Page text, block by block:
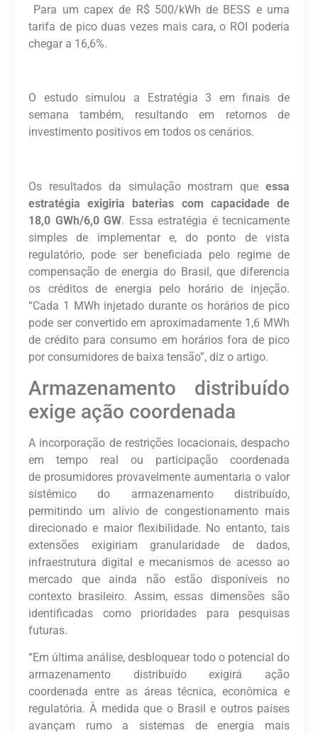
Para um capex de R$ 500/kWh de BESS e uma
tarifa de pico duas vezes mais cara, o ROI poderia
chegar a 16,6%.
O estudo simulou a Estratégia 3 em finais de
semana também, resultando em retornos de
investimento positivos em todos os cenários.
Os resultados da simulação mostram que essa
estratégia exigiria baterias com capacidade de
18,0 GWh/6,0 GW. Essa estratégia é tecnicamente
simples de implementar e, do ponto de vista
regulatório, pode ser beneficiada pelo regime de
compensação de energia do Brasil, que diferencia
os créditos de energia pelo horário de injeção.
“Cada 1 MWh injetado durante os horários de pico
pode ser convertido em aproximadamente 1,6 MWh
de crédito para consumo em horários fora de pico
por consumidores de baixa tensão”, diz o artigo.
Armazenamento distribuído
exige ação coordenada
A incorporação de restrições locacionais, despacho
em tempo real ou participação coordenada
de prosumidores provavelmente aumentaria o valor
sistêmico do armazenamento distribuído,
permitindo um alívio de congestionamento mais
direcionado e maior flexibilidade. No entanto, tais
extensões exigiriam granularidade de dados,
infraestrutura digital e mecanismos de acesso ao
mercado que ainda não estão disponíveis no
contexto brasileiro. Assim, essas dimensões são
identificadas como prioridades para pesquisas
futuras.
“Em última análise, desbloquear todo o potencial do
armazenamento distribuído exigirá ação
coordenada entre as áreas técnica, econômica e
regulatória. À medida que o Brasil e outros países
avançam rumo a sistemas de energia mais